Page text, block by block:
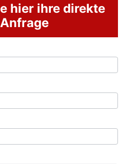
hier ihre direkte
Anfrage